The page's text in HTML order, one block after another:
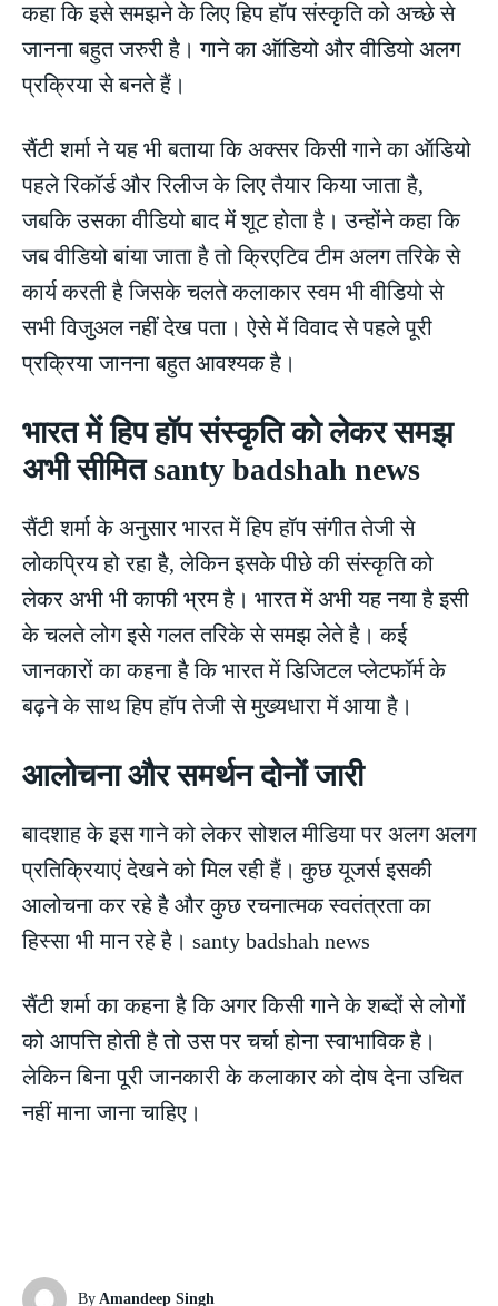
कहा कि इसे समझने के लिए हिप हॉप संस्कृति को अच्छे से
जानना बहुत जरुरी है। गाने का ऑडियो और वीडियो अलग
प्रक्रिया से बनते हैं।
सैंटी शर्मा ने यह भी बताया कि अक्सर किसी गाने का ऑडियो
पहले रिकॉर्ड और रिलीज के लिए तैयार किया जाता है,
जबकि उसका वीडियो बाद में शूट होता है। उन्होंने कहा कि
जब वीडियो बांया जाता है तो क्रिएटिव टीम अलग तरिके से
कार्य करती है जिसके चलते कलाकार स्वम भी वीडियो से
सभी विजुअल नहीं देख पता। ऐसे में विवाद से पहले पूरी
प्रक्रिया जानना बहुत आवश्यक है।
भारत में हिप हॉप संस्कृति को लेकर समझ
अभी सीमित santy badshah news
सैंटी शर्मा के अनुसार भारत में हिप हॉप संगीत तेजी से
लोकप्रिय हो रहा है, लेकिन इसके पीछे की संस्कृति को
लेकर अभी भी काफी भ्रम है। भारत में अभी यह नया है इसी
के चलते लोग इसे गलत तरिके से समझ लेते है। कई
जानकारों का कहना है कि भारत में डिजिटल प्लेटफॉर्म के
बढ़ने के साथ हिप हॉप तेजी से मुख्यधारा में आया है।
आलोचना और समर्थन दोनों जारी
बादशाह के इस गाने को लेकर सोशल मीडिया पर अलग अलग
प्रतिक्रियाएं देखने को मिल रही हैं। कुछ यूजर्स इसकी
आलोचना कर रहे है और कुछ रचनात्मक स्वतंत्रता का
हिस्सा भी मान रहे है। santy badshah news
सैंटी शर्मा का कहना है कि अगर किसी गाने के शब्दों से लोगों
को आपत्ति होती है तो उस पर चर्चा होना स्वाभाविक है।
लेकिन बिना पूरी जानकारी के कलाकार को दोष देना उचित
नहीं माना जाना चाहिए।
By Amandeep Singh